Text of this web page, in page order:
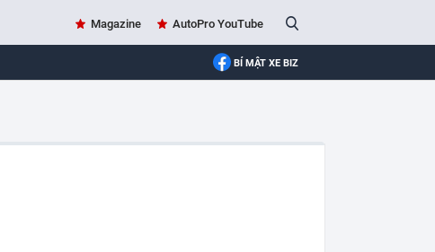
Magazine AutoPro YouTube
BÍ MẬT XE BIZ